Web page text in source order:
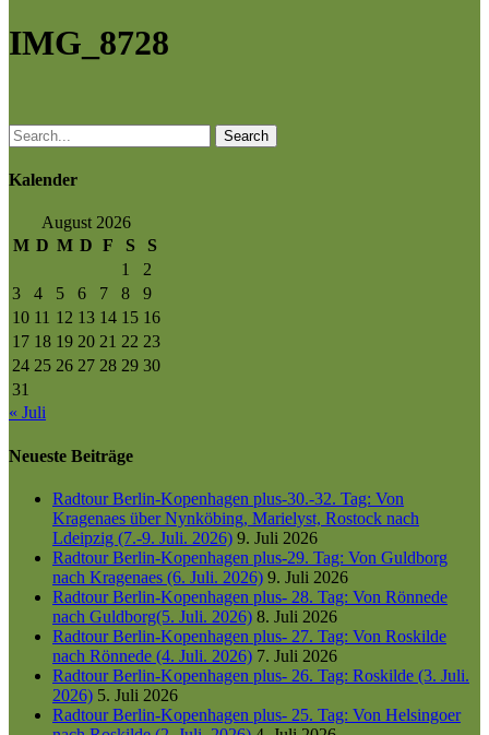
IMG_8728
Search
Kalender
August 2026
M D M D F S
S
1
2
3
4 5 6 7 8
9
10 11 12 13 14 15 16
17 18 19 20 21 22 23
24 25 26 27 28 29 30
31
« Juli
Neueste Beiträge
Radtour Berlin-Kopenhagen plus-30.-32. Tag: Von
Kragenaes über Nynköbing, Marielyst, Rostock nach
Ldeipzig (7.-9. Juli. 2026) 9. Juli 2026
Radtour Berlin-Kopenhagen plus-29. Tag: Von Guldborg
nach Kragenaes (6. Juli. 2026) 9. Juli 2026
Radtour Berlin-Kopenhagen plus- 28. Tag: Von Rönnede
nach Guldborg(5. Juli. 2026) 8. Juli 2026
Radtour Berlin-Kopenhagen plus- 27. Tag: Von Roskilde
nach Rönnede (4. Juli. 2026) 7. Juli 2026
Radtour Berlin-Kopenhagen plus- 26. Tag: Roskilde (3. Juli.
2026) 5. Juli 2026
Radtour Berlin-Kopenhagen plus- 25. Tag: Von Helsingoer